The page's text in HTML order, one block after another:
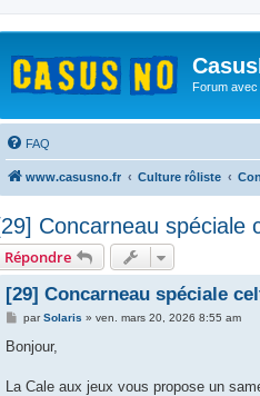
Forum avec
FAQ
www.casusno.fr Culture rôliste
Concarneau spéciale
Répondre
[29] Concarneau spéciale
M
s
g
parSolaris » ven. mars 20, 2026 8:55 am
Bonjour,
La Cale aux jeux vous propose un